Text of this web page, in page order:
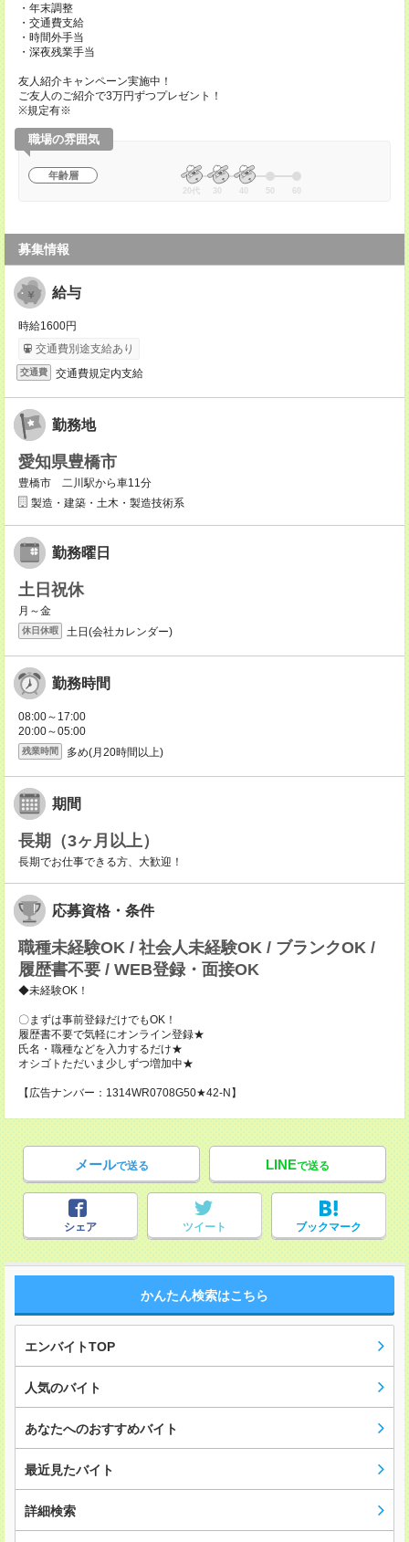
・年末調整
・交通費支給
・時間外手当
・深夜残業手当
友人紹介キャンペーン実施中！
ご友人のご紹介で3万円ずつプレゼント！
※規定有※
職場の雰囲気
年齢層
20代 30 40 50 60
募集情報
給与
時給1600円
交通費別途支給あり
交通費 交通費規定内支給
勤務地
愛知県豊橋市
豊橋市 二川駅から車11分
製造・建築・土木・製造技術系
勤務曜日
土日祝休
月～金
休日休暇 土日(会社カレンダー)
勤務時間
08:00～17:00
20:00～05:00
残業時間 多め(月20時間以上)
期間
長期（3ヶ月以上）
長期でお仕事できる方、大歓迎！
応募資格・条件
職種未経験OK / 社会人未経験OK / ブランクOK /
履歴書不要 / WEB登録・面接OK
◆未経験OK！
〇まずは事前登録だけでもOK！
履歴書不要で気軽にオンライン登録★
氏名・職種などを入力するだけ★
オシゴトただいま少しずつ増加中★
【広告ナンバー：1314WR0708G50★42-N】
メールで送る LINEで送る
シェア ツイート ブックマーク
かんたん検索はこちら
エンバイトTOP
人気のバイト
あなたへのおすすめバイト
最近見たバイト
詳細検索